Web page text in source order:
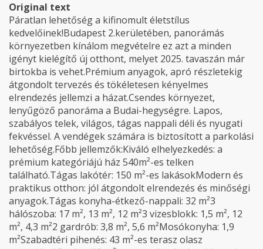
Original text
Páratlan lehetőség a kifinomult életstílus
kedvelőinek!Budapest 2.kerületében, panorámás
környezetben kínálom megvételre ez azt a minden
igényt kielégítő új otthont, melyet 2025. tavaszán már
birtokba is vehet.Prémium anyagok, apró részletekig
átgondolt tervezés és tökéletesen kényelmes
elrendezés jellemzi a házat.Csendes környezet,
lenyűgöző panoráma a Budai-hegységre. Lapos,
szabályos telek, világos, tágas nappali déli és nyugati
fekvéssel. A vendégek számára is biztosított a parkolási
lehetőség.Főbb jellemzők:Kiváló elhelyezkedés: a
prémium kategóriájú ház 540m²-es telken
található.Tágas lakótér: 150 m²-es lakásokModern és
praktikus otthon: jól átgondolt elrendezés és minőségi
anyagok.Tágas konyha-étkező-nappali: 32 m²3
hálószoba: 17 m², 13 m², 12 m²3 vizesblokk: 1,5 m², 12
m², 4,3 m²2 gardrób: 3,8 m², 5,6 m²Mosókonyha: 1,9
m²Szabadtéri pihenés: 43 m²-es terasz olasz